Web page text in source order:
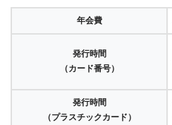
年会費
発行時間
（カード番号）
発行時間
（プラスチックカード）